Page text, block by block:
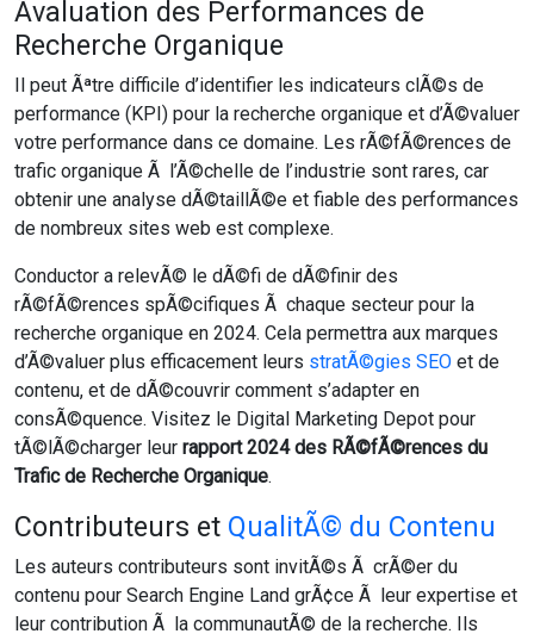
Ãvaluation des Performances de
Recherche Organique
Il peut Ãªtre difficile d’identifier les indicateurs clÃ©s de
performance (KPI) pour la recherche organique et d’Ã©valuer
votre performance dans ce domaine. Les rÃ©fÃ©rences de
trafic organique Ã l’Ã©chelle de l’industrie sont rares, car
obtenir une analyse dÃ©taillÃ©e et fiable des performances
de nombreux sites web est complexe.
Conductor a relevÃ© le dÃ©fi de dÃ©finir des
rÃ©fÃ©rences spÃ©cifiques Ã chaque secteur pour la
recherche organique en 2024. Cela permettra aux marques
d’Ã©valuer plus efficacement leurs stratÃ©gies SEO et de
contenu, et de dÃ©couvrir comment s’adapter en
consÃ©quence. Visitez le Digital Marketing Depot pour
tÃ©lÃ©charger leur rapport 2024 des RÃ©fÃ©rences du
Trafic de Recherche Organique.
Contributeurs et QualitÃ© du Contenu
Les auteurs contributeurs sont invitÃ©s Ã crÃ©er du
contenu pour Search Engine Land grÃ¢ce Ã leur expertise et
leur contribution Ã la communautÃ© de la recherche. Ils